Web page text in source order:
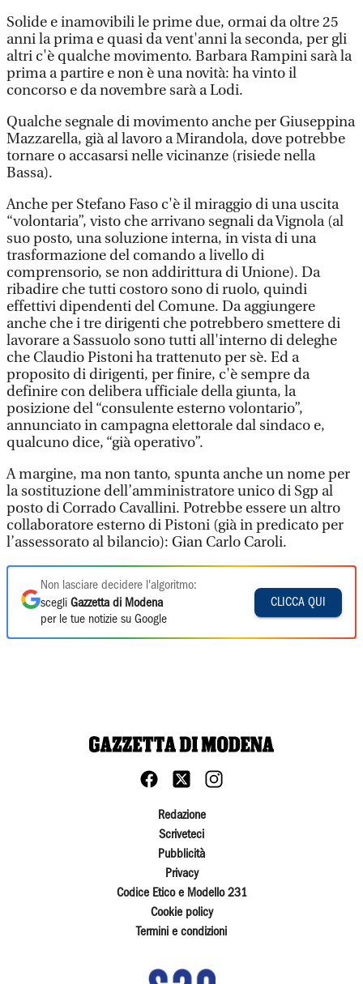
Solide e inamovibili le prime due, ormai da oltre 25
anni la prima e quasi da vent'anni la seconda, per gli
altri c'è qualche movimento. Barbara Rampini sarà la
prima a partire e non è una novità: ha vinto il
concorso e da novembre sarà a Lodi.
Qualche segnale di movimento anche per Giuseppina
Mazzarella, già al lavoro a Mirandola, dove potrebbe
tornare o accasarsi nelle vicinanze (risiede nella
Bassa).
Anche per Stefano Faso c'è il miraggio di una uscita
“volontaria”, visto che arrivano segnali da Vignola (al
suo posto, una soluzione interna, in vista di una
trasformazione del comando a livello di
comprensorio, se non addirittura di Unione). Da
ribadire che tutti costoro sono di ruolo, quindi
effettivi dipendenti del Comune. Da aggiungere
anche che i tre dirigenti che potrebbero smettere di
lavorare a Sassuolo sono tutti all'interno di deleghe
che Claudio Pistoni ha trattenuto per sè. Ed a
proposito di dirigenti, per finire, c'è sempre da
definire con delibera ufficiale della giunta, la
posizione del “consulente esterno volontario”,
annunciato in campagna elettorale dal sindaco e,
qualcuno dice, “già operativo”.
A margine, ma non tanto, spunta anche un nome per
la sostituzione dell’amministratore unico di Sgp al
posto di Corrado Cavallini. Potrebbe essere un altro
collaboratore esterno di Pistoni (già in predicato per
l’assessorato al bilancio): Gian Carlo Caroli.
Non lasciare decidere l'algoritmo:
scegli Gazzetta di Modena
per le tue notizie su Google
CLICCA QUI
Redazione
Scriveteci
Pubblicità
Privacy
Codice Etico e Modello 231
Cookie policy
Termini e condizioni